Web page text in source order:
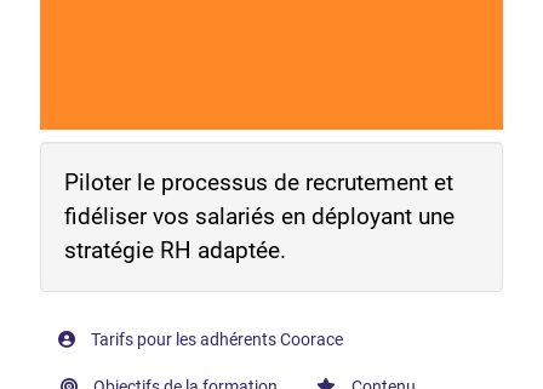
Piloter le processus de recrutement et
fidéliser vos salariés en déployant une
stratégie RH adaptée.
Tarifs pour les adhérents Coorace